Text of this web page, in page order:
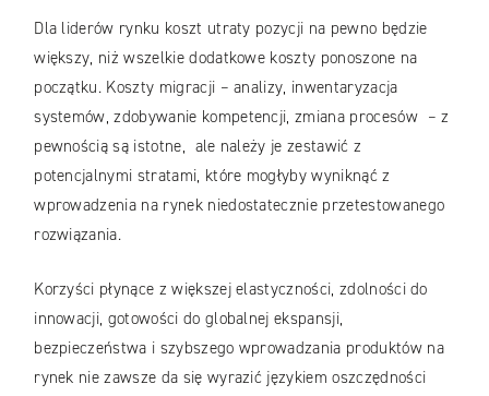
Dla liderów rynku koszt utraty pozycji na pewno będzie
większy, niż wszelkie dodatkowe koszty ponoszone na
początku. Koszty migracji – analizy, inwentaryzacja
systemów, zdobywanie kompetencji, zmiana procesów – z
pewnością są istotne, ale należy je zestawić z
potencjalnymi stratami, które mogłyby wyniknąć z
wprowadzenia na rynek niedostatecznie przetestowanego
rozwiązania.
Korzyści płynące z większej elastyczności, zdolności do
innowacji, gotowości do globalnej ekspansji,
bezpieczeństwa i szybszego wprowadzania produktów na
rynek nie zawsze da się wyrazić językiem oszczędności